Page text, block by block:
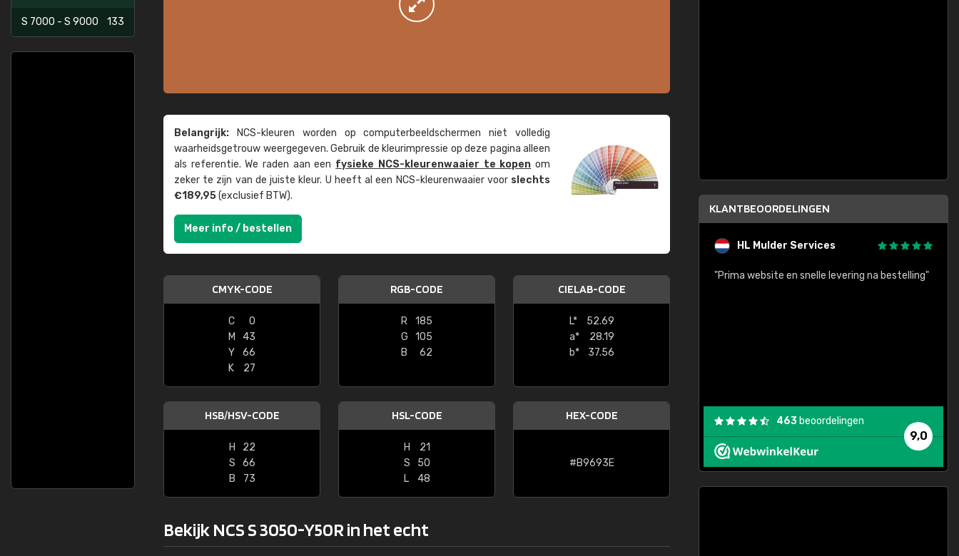
S 7000 - S 9000 133
Belangrijk: NCS-kleuren worden op computer­beeld­schermen niet volledig
waarheids­­getrouw weer­gegeven. Gebruik de kleur­impressie op deze pagina alleen
als referentie. We raden aan een fysieke NCS-kleuren­waaier te kopen om
zeker te zijn van de juiste kleur. U heeft al een NCS-kleuren­waaier voor slechts
€189,95(exclusief BTW).
Meer info / bestellen
CMYK-CODE
C
0
M
43
Y
66
K
27
RGB-CODE
R
185
G
105
B
62
CIELAB-CODE
L*
52.69
a*
28.19
b*
37.56
HSB/HSV-CODE
H
22
S
66
B
73
HSL-CODE
H
21
S
50
L
48
HEX-CODE
#B9693E
Bekijk NCS S 3050-Y50R in het echt
KLANTBEOORDELINGEN
"Super snelle service en zeer betaalbaar!"
HL Mulder Services
"Prima website en snelle levering na bestelling"
9,0
463 beoordelingen